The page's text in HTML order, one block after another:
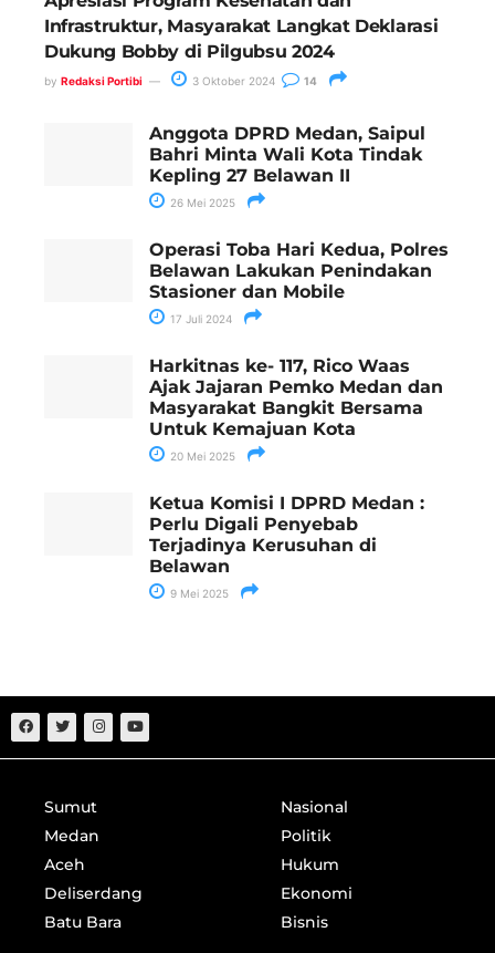
Infrastruktur, Masyarakat Langkat Deklarasi
Dukung Bobby di Pilgubsu 2024
by Redaksi Portibi 3 Oktober 2024 14
Anggota DPRD Medan, Saipul
Bahri Minta Wali Kota Tindak
Kepling 27 Belawan II
26 Mei 2025
Operasi Toba Hari Kedua, Polres
Belawan Lakukan Penindakan
Stasioner dan Mobile
17 Juli 2024
Harkitnas ke- 117, Rico Waas
Ajak Jajaran Pemko Medan dan
Masyarakat Bangkit Bersama
Untuk Kemajuan Kota
20 Mei 2025
Ketua Komisi I DPRD Medan :
Perlu Digali Penyebab
Terjadinya Kerusuhan di
Belawan
9 Mei 2025
Sumut
Medan
Aceh
Deliserdang
Batu Bara
Nasional
Politik
Hukum
Ekonomi
Bisnis